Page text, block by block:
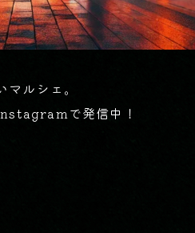
ルシェ。
で発信中！